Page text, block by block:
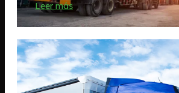
Leer más